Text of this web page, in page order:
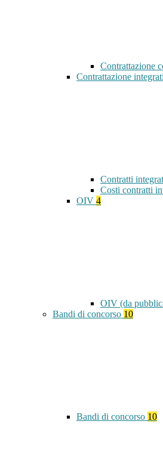
Contrattazione
Contrattazione
Contratti
Costi contratti
OIV 4
OIV (da
Bandi di concorso 10
Bandi di concorso 10